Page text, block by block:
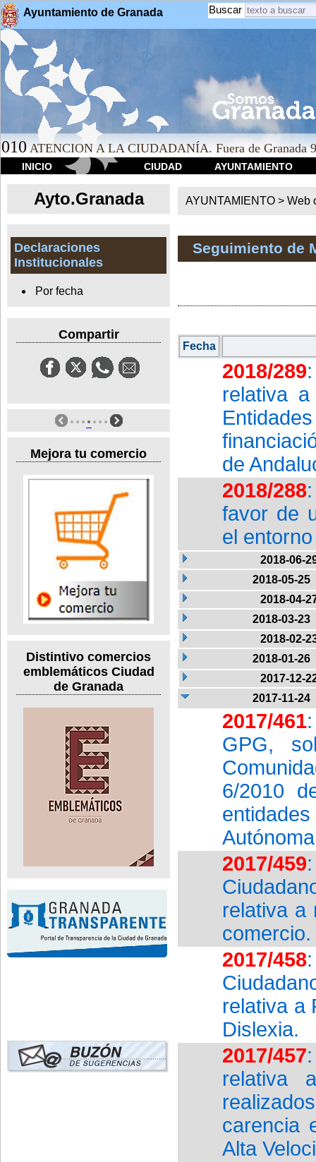
Ayuntamiento de Granada Buscar
010 ATENCION A LA CIUDADANÍA. Fuera de Granada
INICIO CIUDAD AYUNTAMIENTO
Ayto.Granada
Declaraciones
Institucionales
Por fecha
Compartir
Mejora tu comercio
Distintivo comercios
emblemáticos Ciudad
de Granada
AYUNTAMIENTO > Web
Seguimiento de
Fecha
2018/289
relativa
de
2018/288
favor de
el
2018-06-
2018-05-25
2018-04-
2018-03-23
2018-02-
2018-01-26
2017-12-
2017-11-24
2017/461
GPG,
6/2010
2017/459
relativa a
comercio.
2017/458
relativa a
Dislexia.
2017/457
relativa
carencia
Alta